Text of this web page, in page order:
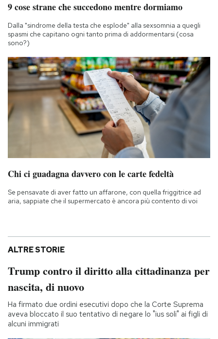
9 cose strane che succedono mentre dormiamo
Dalla "sindrome della testa che esplode" alla sexsomnia a quegli
spasmi che capitano ogni tanto prima di addormentarsi (cosa
sono?)
Chi ci guadagna davvero con le carte fedeltà
Se pensavate di aver fatto un affarone, con quella friggitrice ad
aria, sappiate che il supermercato è ancora più contento di voi
ALTRE STORIE
Trump contro il diritto alla cittadinanza per
nascita, di nuovo
Ha firmato due ordini esecutivi dopo che la Corte Suprema
aveva bloccato il suo tentativo di negare lo "ius soli" ai figli di
alcuni immigrati